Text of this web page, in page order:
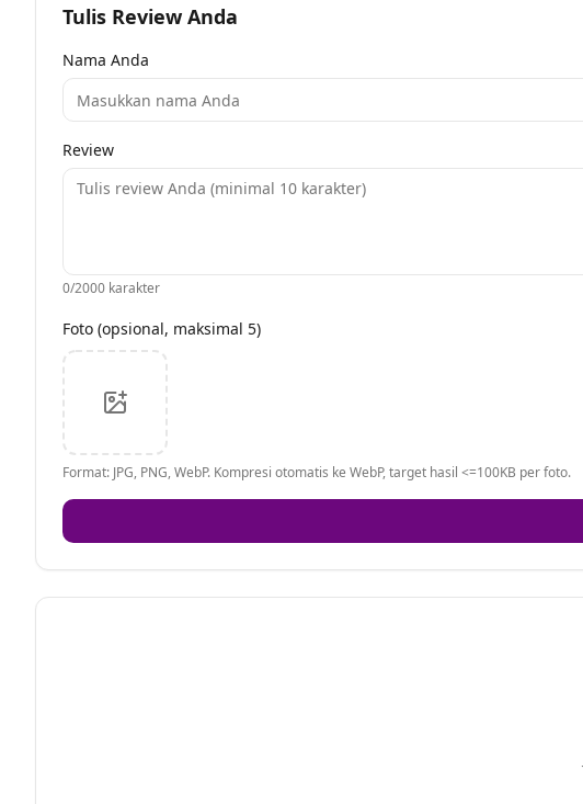
Tulis Review Anda
Nama Anda
Review
0/2000 karakter
Foto (opsional, maksimal 5)
Format: JPG, PNG, WebP. Kompresi otomatis ke WebP, target hasil <=100KB per foto.